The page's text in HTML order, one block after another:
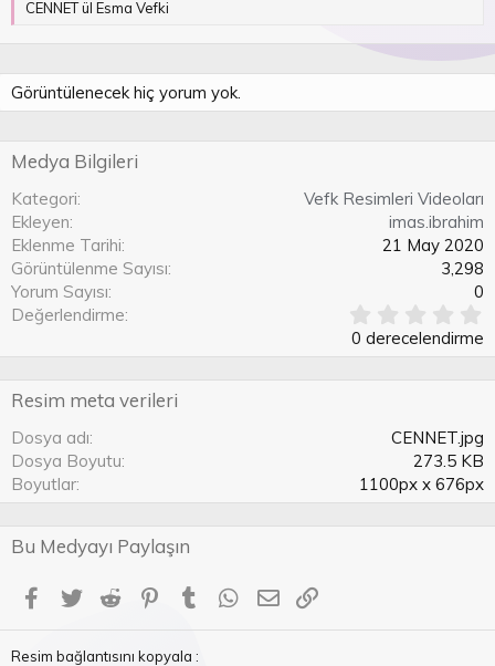
e
CENNET ül Esma Vefki
Görüntülenecek hiç yorum yok.
Medya Bilgileri
Kategori
Vefk Resimleri Videoları
Ekleyen
imas.ibrahim
Eklenme Tarihi
21 May 2020
Görüntülenme Sayısı
3,298
Yorum Sayısı
0
Değerlendirme
0
z
l
0 derecelendirme
Resim meta verileri
Dosya adı
CENNET.jpg
Dosya Boyutu
273.5 KB
Boyutlar
1100px x 676px
Bu Medyayı Paylaşın
FacebookTwitterReddit Pinterest
Tumblr WhatsApp
E-posta
Resim bağlantısını kopyala